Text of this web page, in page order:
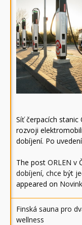
Síť čerpacích stanic
rozvoji
dobíjení. Po
The post ORLEN v
dobíjení, chce být
appeared on
Finská sauna pro
wellness